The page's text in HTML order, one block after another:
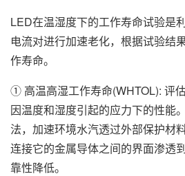
LED在温湿度下的工作寿命试验是
电流对进行加速老化，根据试验结
作寿命。
① 高温高湿工作寿命(WHTOL): 评
因温度和湿度引起的应力下的性能
法，加速环境水汽透过外部保护材
连接它的金属导体之间的界面渗透
靠性降低。